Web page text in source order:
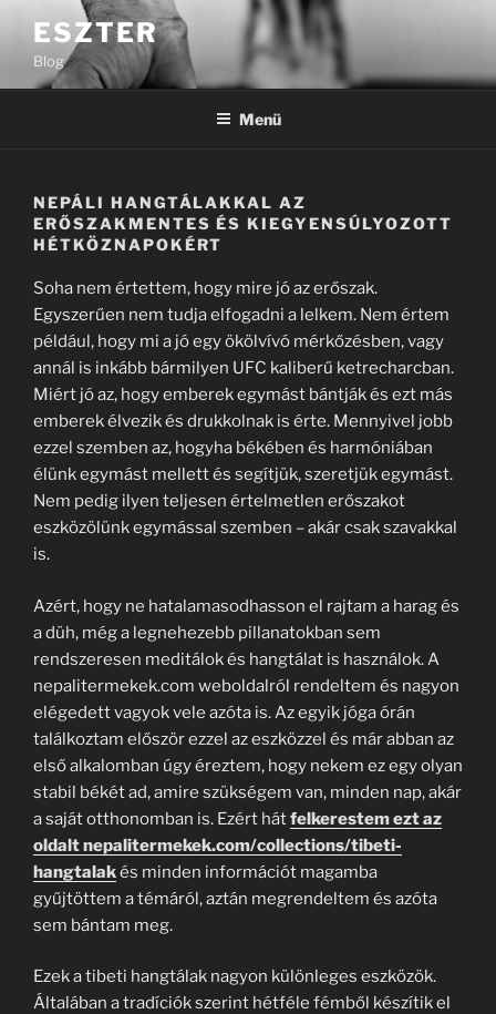
Tartalomhoz
ESZTER
Blog
Menü
NEPÁLI HANGTÁLAKKAL AZ
ERŐSZAKMENTES ÉS KIEGYENSÚLYOZOTT
HÉTKÖZNAPOKÉRT
Soha nem értettem, hogy mire jó az erőszak.
Egyszerűen nem tudja elfogadni a lelkem. Nem értem
például, hogy mi a jó egy ökölvívó mérkőzésben, vagy
annál is inkább bármilyen UFC kaliberű ketrecharcban.
Miért jó az, hogy emberek egymást bántják és ezt más
emberek élvezik és drukkolnak is érte. Mennyivel jobb
ezzel szemben az, hogyha békében és harmóniában
élünk egymást mellett és segítjük, szeretjük egymást.
Nem pedig ilyen teljesen értelmetlen erőszakot
eszközölünk egymással szemben – akár csak szavakkal
is.
Azért, hogy ne hatalamasodhasson el rajtam a harag és
a düh, még a legnehezebb pillanatokban sem
rendszeresen meditálok és hangtálat is használok. A
nepalitermekek.com weboldalról rendeltem és nagyon
elégedett vagyok vele azóta is. Az egyik jóga órán
találkoztam először ezzel az eszközzel és már abban az
első alkalomban úgy éreztem, hogy nekem ez egy olyan
stabil békét ad, amire szükségem van, minden nap, akár
a saját otthonomban is. Ezért hátfelkerestem ezt az
oldalt nepalitermekek.com/collections/tibeti-
hangtalakés minden információt magamba
gyűjtöttem a témáról, aztán megrendeltem és azóta
sem bántam meg.
Ezek a tibeti hangtálak nagyon különleges eszközök.
Általában a tradíciók szerint hétféle fémből készítik el